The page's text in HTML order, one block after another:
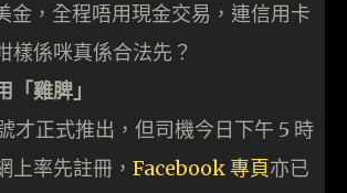
金，全程唔用現金交易，連信用卡
樣係咪真係合法先？
雞脾」
才正式推出，但司機今日下午 5 時
上率先註冊， Facebook 專頁亦已